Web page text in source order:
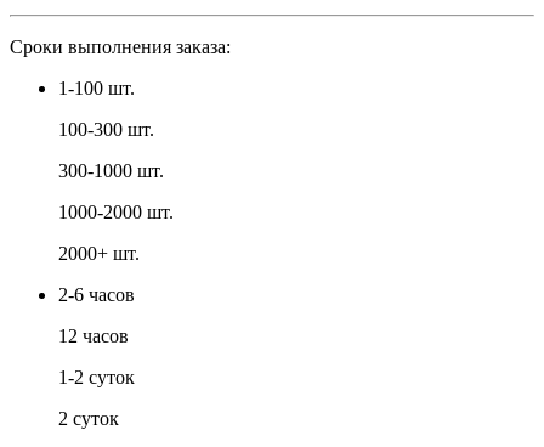
Сроки выполнения заказа:
1-100 шт.
100-300 шт.
300-1000 шт.
1000-2000 шт.
2000+ шт.
2-6 часов
12 часов
1-2 суток
2 суток